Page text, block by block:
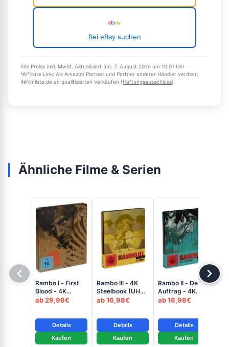
Bei eBay suchen
Alle Preise inkl. MwSt. Aktualisiert am: 7. August 2026 um 10:01 Uhr
*Affiliate Link: Als Amazon Partner und Partner anderer Händler verdient
4kfilmliste.de an qualifizierten Verkäufen (Haftungsausschluss)
Ähnliche Filme & Serien
Rambo I - First
Blood - 4K
Steelbook (Matt
Blu-ray Disc)
ab 29,98€
Details
Kaufen
Rambo III - 4K
Steelbook (UHD
+ Blu-ray Disc)
ab 16,98€
Details
Kaufen
Rambo II - Der
Auftrag - 4K
Steelbook (UHD
ab 16,98€
Details
Kaufen